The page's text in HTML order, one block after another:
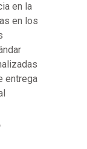
en la
en los
entrega